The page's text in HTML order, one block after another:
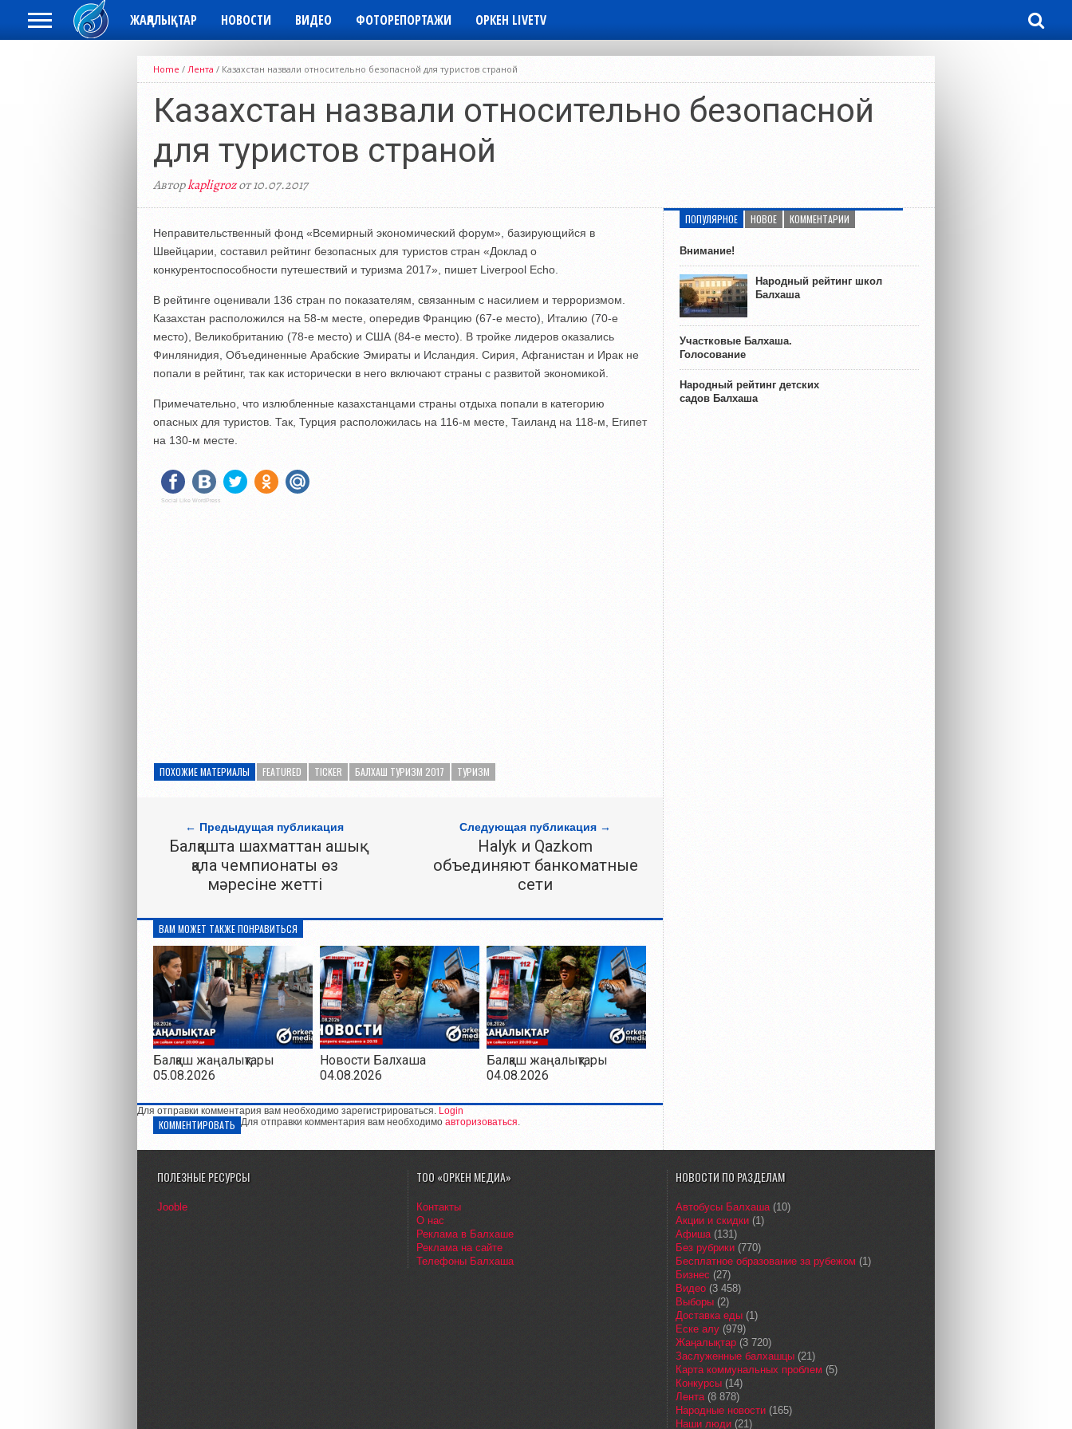
ЖАҢАЛЫҚТАР НОВОСТИ ВИДЕО ФОТОРЕПОРТАЖИ ОРКЕН LIVETV
Home / Лента / Казахстан назвали относительно безопасной для туристов страной
Казахстан назвали относительно безопасной
для туристов страной
Авторkapligrozот 10.07.2017
Неправительственный фонд «Всемирный экономический форум», базирующийся в
Швейцарии, составил рейтинг безопасных для туристов стран «Доклад о
конкурентоспособности путешествий и туризма 2017», пишет Liverpool Echo.
В рейтинге оценивали 136 стран по показателям, связанным с насилием и терроризмом.
Казахстан расположился на 58-м месте, опередив Францию (67-е место), Италию (70-е
место), Великобританию (78-е место) и США (84-е место). В тройке лидеров оказались
Финлянидия, Объединенные Арабские Эмираты и Исландия. Сирия, Афганистан и Ирак не
попали в рейтинг, так как исторически в него включают страны с развитой экономикой.
Примечательно, что излюбленные казахстанцами страны отдыха попали в категорию
опасных для туристов. Так, Турция расположилась на 116-м месте, Таиланд на 118-м, Египет
на 130-м месте.
Social Like WordPress
ПОХОЖИЕ МАТЕРИАЛЫ FEATURED TICKER БАЛХАШ ТУРИЗМ 2017 ТУРИЗМ
← Предыдущая публикация
Балқашта шахматтан ашық
қала чемпионаты өз
мәресіне жетті
Следующая публикация →
Halyk и Qazkom
объединяют банкоматные
сети
ВАМ МОЖЕТ ТАКЖЕ ПОНРАВИТЬСЯ
Балқаш жаңалықтары
05.08.2026
Новости Балхаша
04.08.2026
Балқаш жаңалықтары
04.08.2026
Для отправки комментария вам необходимо зарегистрироваться. Login
КОММЕНТИРОВАТЬ Для отправки комментария вам необходимо авторизоваться.
ПОПУЛЯРНОЕ НОВОЕ КОММЕНТАРИИ
Внимание!
Народный рейтинг школ
Балхаша
Участковые Балхаша.
Голосование
Народный рейтинг детских
садов Балхаша
ПОЛЕЗНЫЕ РЕСУРСЫ
Jooble
ТОО «ОРКЕН МЕДИА»
Контакты
О нас
Реклама в Балхаше
Реклама на сайте
Телефоны Балхаша
НОВОСТИ ПО РАЗДЕЛАМ
Автобусы Балхаша(10)
Акции и скидки (1)
Афиша(131)
Без рубрики (770)
Бесплатное образование за рубежом (1)
Бизнес (27)
Видео (3 458)
Выборы (2)
Доставка еды (1)
Еске алу (979)
Жаңалықтар (3 720)
Заслуженные балхашцы (21)
Карта коммунальных проблем (5)
Конкурсы (14)
Лента(8 878)
Народные новости (165)
Наши люди (21)